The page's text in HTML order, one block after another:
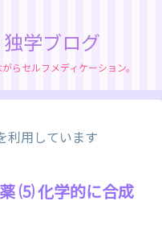
学ブログ
らセルフメディケーション。
利用しています
⑸ 化学的に合成